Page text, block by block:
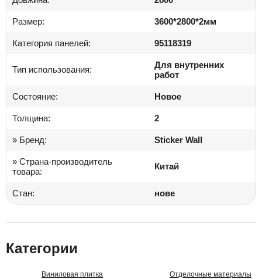
Размер: 3600*2800*2мм
Категория панелей: 95118319
Тип использования:
Для внутренних
работ
Состояние: Новое
Толщина: 2
» Бренд: Sticker Wall
» Страна-производитель
товара:
Китай
Стан: нове
Категории
Виниловая плитка
Отделочные материалы